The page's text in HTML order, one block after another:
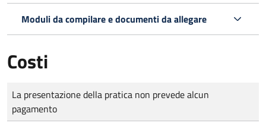
Moduli da compilare e documenti da allegare
Costi
Tipo di pagamento
Importo
La presentazione della pratica non prevede alcun
pagamento